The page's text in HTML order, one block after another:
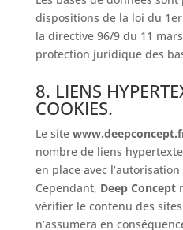
dispositions de la loi du
la directive 96/9 du 11
protection juridique des
8. LIENS
COOKIES.
Le site
nombre de liens
en place avec l’autorisation
Cependant, Deep Concept
vérifier le contenu des
n’assumera en